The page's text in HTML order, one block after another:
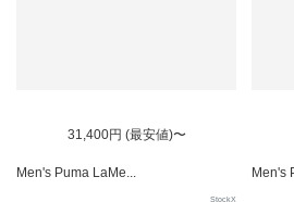
31,400円 (最安値)〜
Men's Puma LaMe...
StockX
Men's